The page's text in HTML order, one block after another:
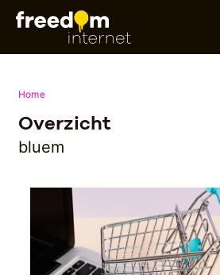
Home
Overzicht
bluem